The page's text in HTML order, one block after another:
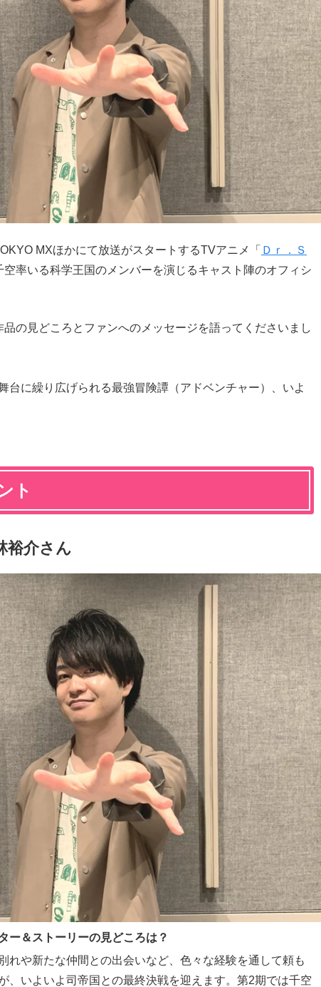
MXほかにて放送がスタートするTVアニメ「 Ｄｒ．Ｓ
空率いる科学王国のメンバーを演じるキャスト陣のオフィシ
の見どころとファンへのメッセージを語ってくださいまし
台に繰り広げられる最強冒険譚（アドベンチャー）、いよ
ト
裕介さん
ー＆ストーリーの見どころは？
れや新たな仲間との出会いなど、色々な経験を通して頼も
、いよいよ司帝国との最終決戦を迎えます。第2期では千空